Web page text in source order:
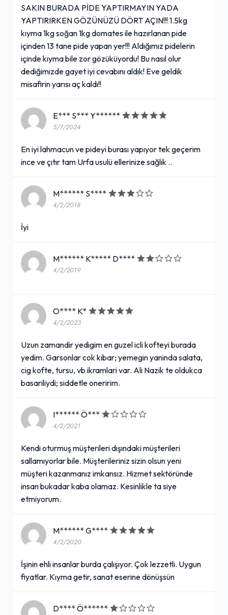
SAKIN BURADA PİDE YAPTIRMAYIN YADA
YAPTIRIRKEN GÖZÜNÜZÜ DÖRT AÇIN!!! 1.5kg
kıyma 1kg soğan 1kg domates ile hazırlanan pide
içinden 13 tane pide yapan yer!!! Aldığımız pidelerin
içinde kıyma bile zor gözüküyordu! Bu nasıl olur
dediğimizde gayet iyi cevabını aldık! Eve geldik
misafirin yarısı aç kaldı!!
E*** S*** Y******
5/7/2024
En iyi lahmacun ve pideyi burası yapıyor tek geçerim
ince ve çıtır tam Urfa usulü ellerinize sağlık ..
M****** S****
4/2/2018
İyi
M****** K***** D****
4/2/2019
O**** K*
4/2/2023
Uzun zamandir yedigim en guzel icli kofteyi burada
yedim. Garsonlar cok kibar; yemegin yaninda salata,
cig kofte, tursu, vb ikramlari var. Ali Nazik te oldukca
basariliydi; siddetle oneririm.
I****** Ö***
4/2/2021
Kendi oturmuş müşterileri dışındaki müşterileri
sallamıyorlar bile. Müşterileriniz sizin olsun yeni
müşteri kazanmanız imkansız. Hizmet sektöründe
insan bukadar kaba olamaz. Kesinlikle ta siye
etmiyorum.
M****** G****
4/2/2020
İşinin ehli insanlar burda çalışıyor. Çok lezzetli. Uygun
fiyatlar. Kıyma getir, sanat eserine dönüşsün
D**** Ö******